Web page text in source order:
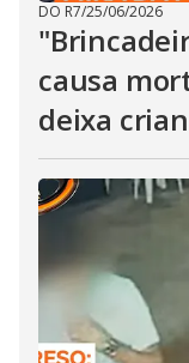
DO R7/25/06/2026
causa
deixa